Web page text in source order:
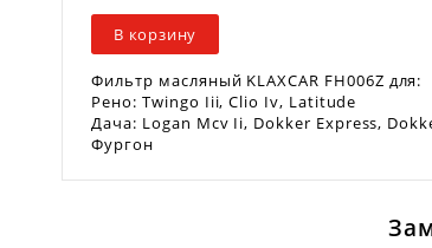
В корзину
Фильтр масляный KLAXCAR FH006Z для:
Рено: Twingo Iii, Clio Iv, Latitude
Дача: Logan Mcv Ii, Dokker Express,
Фургон